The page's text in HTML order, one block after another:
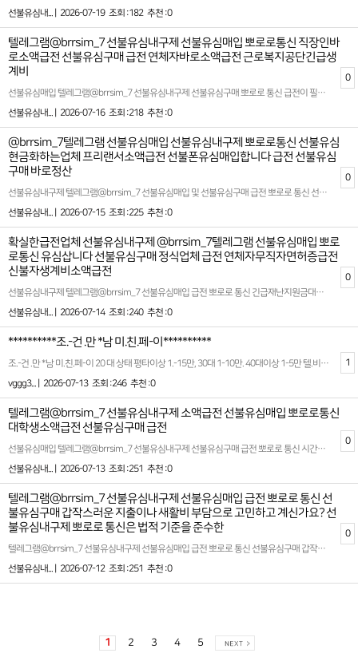
선불유심내... |
2026-07-19 조회 :182 추천 :0
텔레그램@brrsim_7 선불유심내구제 선불유심매입 뽀로로통신 직장인바
로소액급전 선불유심구매 급전 연체자바로소액급전 근로복지공단긴급생
계비
선불유심매입 텔레그램@brrsim_7 선불유심내구제 선불유심구매 뽀로로 통신 급전이 필요한분 처음 시작하는 사회 초년생,월급의 대부분이 고정지출로 빠져나가는 직장인,가족 통신비를 관리해야 하는 가장,스마트폰 사용량이 많은 편이 아닌 실속형 사용자,불필요한 지출,소액급전ˏ가개통،폰테크،내구제¸폰내구제‚유심내구제ˎ핸드폰내구제ˏ대출ˏ소액대출ˎ무직자대출ˏ선불유심,정리하고 싶은 미니멀 소비 지향자 특히 뭔가 바꾸고 싶은데 어디서부터 시작해야 할지 모르는 분들이라면 선불유심이 가장 쉬운 급전 첫걸음이 될수 있습니다 경제 상황에 힘든 사람들이 삶의 여러 위기를 극복할수 있는 희망이 되고 있으며 특히 급하게 자금을 확보해야하는 이들에게 중요한 역할을 하고 있습니다 뽀로로 통신의 선불 유심내구제 및 다양한 급전 대출 서비스들은 필요한 순간에 신속하게 해결책을 제공함으로써 소비자들의 삶의 질을 향상시키고 있습니다 현대 사회에서 빠른 급전이 필요할때 바로 소액 급전 내구제가 대중적인 선택지가 되어가고 있습니다 특히 무소득자들에게 소액 대출의 문턱을 낮추어 경제적 부담을 줄이는것은 많은 기대를 모으고 있습니다 신용 등급이 낮아 대출 받기 어려운 경우 신불자들에게도 최대 50만원까지 소액 대출을 지원함으로써 긴급한 자금 마련이 가능하도록 도와주고 있습니다 확실한 파트너와 함께하세요 시간 낭비와 신용 하락을 막는 가장 좋은 방법은 처음부터 제대로 된 전문가를 만나는 것입니다 홈페이지: https://brrsim77.isweb.co.kr 홈페이지: https://litt.ly/brrsim7
선불유심내... |
2026-07-16 조회 :218 추천 :0
0
@brrsim_7텔레그램 선불유심매입 선불유심내구제 뽀로로통신 선불유심
현금화하는업체 프리랜서소액급전 선불폰유심매입합니다 급전 선불유심
구매 바로정산
선불유심내구제 텔레그램@brrsim_7 선불유심매입 및 선불유심구매 급전 뽀로로 통신 선불유심현금화를 전문으로 하는 정식 통신 마케킹업체입니다 급전대출‚급전¸소액급전ˏ가개통،폰테크،내구제¸폰내구제‚유심내구제ˎ핸드폰내구제ˏ대출ˏ소액대출ˎ무직자대출ˏ선불유심‚선불폰‚급전ˏ급한돈ˏ꽁돈،대출이자،무이자대출¸작업대출‚바로급전‚바로지급ˎ주부대출¸소액급전¸신용대출‚선불내구제‚상조내구제‚알뜰폰개통‚ 무직자,신불자,회생자,연체자,대학생 등 만 19세 이상 누구나 바로 소액급전을 안전하게 받아 볼수 있는 안심 선불유심 내구제 전문기업니다 정식등록 선불유심내구제 정식업체 !100% 비대면 바로소액급전 가능 ! 신용점수 부담 NO !단기소액 지원 긴급 생계비지원 소액대출로 실질적인 도음을 제공해드립니다 ! 개인정보 보호 시스템 강화 뽀로로 통신 선불유심내구제는 고객의 신뢰를 최우선 가치로 삼습니다 !모든 상담은 비밀보장하에 안전하게 진행되며 전문 상담사가 고객님의 상황에 맞는 최적의 상품을 안내해드립니다 ! 확실한 파트너와 함께하세요 시간 낭비와 신용 하락을 막는 가장 좋은 방법은 처음부터 제대로 된 전문가를 만나는 것입니다 홈페이지: https://brrsim77.isweb.co.kr 홈페이지: https://litt.ly/brrsim7
선불유심내... |
2026-07-15 조회 :225 추천 :0
0
확실한급전업체 선불유심내구제 @brrsim_7텔레그램 선불유심매입 뽀로
로통신 유심삽니다 선불유심구매 정식업체 급전 연체자무직자면허증급전
신불자생계비소액급전
선불유심내구제 텔레그램@brrsim_7 선불유심매입 급전 뽀로로 통신 긴급재난지원금대출 바로소액급전대출 단기연체자작업대출 선불유심구매 폰테크 정식 업체에 대한 후기를 찾고 있다면, 신뢰할 수 있는 정보를 바탕으로 선택하는 것이 중요합니다 요즘은 소액 급전이나 내구제 서비스를 제공하는 다양한 P2P 플랫폼이 인기를 끌고 있습니다. 특히 연체자나 대학생 생활자금 대출에 대한 수요가 늘어나며, 각종 수단을 통해 자기 상황에 맞는 대출 방식을 찾는 사람들이 많아지고 있죠 선불유심 내구제는 최근 많은 이들 사이에서 자주 회자되는 서비스 중 하나라고 할 수 있습니다. 이 서비스는 기존의 대출과는 다른 체계를 통해 소액 급전을 필요로 하는 사람들에게 빠르고 간편한 도움을 제공합니다 급하게 자금이 필요한 상황에서도 고리 대출과 같은 위험 부담이 덜하고, 합법적인 절차를 통해 이용할 수 있다는 점에서 더욱 매력적입니다 연체자 소액 급전 대출 서비스도 마찬가지로 효율성과 편리성을 갖추고 있습니다. 서류 준비에 복잡함이 적고 승인이 빠르게 이루어진다는 특징 덕분에 다양한 경제 상황 속에 있는 분들에게 중요한 해결책으로 자리 잡고 있습니다. 특히 대학생들의 경우, 학업과 생활을 병행하면서 갑작스러운 경제적 문제를 겪는 일이 종종 발생합니다 이런 상황에서 대학생 생활자금 대출은 현실적으로 큰 도움이 되는 선택지로 주목받고 있습니다 마지막으로, 가장 중요한 것은 믿을 수 있는 정식 업체를 선택하는 것입니다. 무분별한 광고나 과장된 정보에 현혹되지 않고, 정식 인증이나 이용후기를 통해 안전성과 투명성을 확인해야 합니다. 올바른 정보를 바탕으로, 자신만의 기준을 세워 현명한 결정을 내리길 바랍니다 확실한 파트너와 함께하세요 시간 낭비와 신용 하락을 막는 가장 좋은 방법은 처음부터 제대로 된 전문가를 만나는 것입니다 홈페이지: https://brrsim77.isweb.co.kr 홈페이지: https://litt.ly/brrsim7
선불유심내... |
2026-07-14 조회 :240 추천 :0
0
**********조.-건 .만 *남 미.친.페-이**********
조.-건 .만 *남 미.친.페-이 20 대 상태 평타이상 1.-15만, 30대 1-10만. 40대이상 1-5만 텔.비포함 https://5858.enn.kr 들가서 골라먹는 재미 ... 가 성 비 최고죠
vggg3... |
2026-07-13 조회 :246 추천 :0
1
텔레그램@brrsim_7 선불유심내구제 소액급전 선불유심매입 뽀로로통신
대학생소액급전 선불유심구매 급전
선불유심매입 텔레그램@brrsim_7 선불유심내구제 선불유심구매 급전 뽀로로 통신 시간과 서류 준비의 압박에서 해방되고 싶으신가요? 당사의 모바일 바로소액대출 서비스는 복잡한 절차 없이 간단하게 신청 가능하며, 심사가 빠르게 이루어지는 점이 특징입니다. 긴급한 생계비나 비상금 마련이 필요하신 경우, 저희 서비스와 함께라면 한층 더 여유로움을 느낄 수 있습니다 고객의 금융 상태를 존중하여 어떤 상황에서도 희망을 잃지 않도록 돕겠습니다. 저희와 함께라면 해결책은 항상 존재합니다. 여러분의 신뢰를 최우선으로 생각하며, 안정적이고 효율적인 재정 관리를 위해 높은 수준의 서비스를 지속적으로 제공할 것을 선불유심내구제 뽀로로 통신 약속드립니다 뽀로로 통신 급하게 자금이 필요한 순간 복잡한 절차 없이 신속하고 안전하게 도움을 받을수 있는 환경을 구축하였습니다 뽀로로 통신은 단순한 자금 지원을 넘어 고객이 신뢰할수 있는 금융 파트너로서의 역할을 수행하고 있습니다 신용 등급이나 기존 대출 이력등으로 인해 기존 금융권 이용이 어려운 분들을 위해 긴급 생계비 지원소액대출 서비스를 운영하며 사회적 책임과 금융 복지를 함께 실현하고 있습니다 확실한 파트너와 함께하세요 시간 낭비와 신용 하락을 막는 가장 좋은 방법은 처음부터 제대로 된 전문가를 만나는 것입니다 홈페이지: https://brrsim77.isweb.co.kr 홈페이지: https://litt.ly/brrsim7
선불유심내... |
2026-07-13 조회 :251 추천 :0
0
텔레그램@brrsim_7 선불유심내구제 선불유심매입 급전 뽀로로 통신 선
불유심구매 갑작스러운 지출이나 새활비 부담으로 고민하고 계신가요? 선
불유심내구제 뽀로로 통신은 법적 기준을 준수한
텔레그램@brrsim_7 선불유심내구제 선불유심매입 급전 뽀로로 통신 선불유심구매 갑작스러운 지출이나 새활비 부담으로 고민하고 계신가요? 선불유심내구제 뽀로로 통신은 법적 기준을 준수한 내구제 정식업체로 투명하고 합리적인 거래를 보장합니다 ! 불필요한 수수료나 복잡한 절차없이 신속한 심사와 자금 지원이 가능하여 실질적인 도움이 필요한 분들에게 최적의 선택이 될것입니다 ! 복잡한 서류나 신용조회 없이 본인 확인만으로 빠르게 진행되는 간편한 절차를 통해 바로 현금화를 도와드립니다! 앞으로도 뽀로로 통신은 고객의 신뢰를 기반으로 한 지속가능한 금융 서비스를 제공하며 언제 어디서나 믿고 이용할수 있는 정식등록 내구제 전문기업으로 성장해 나가겠습니다 뽀로로 통신 선불유심내구제 서비스는 급전대출‚급전¸소액급전ˏ가개통،폰테크،내구제¸폰내구제‚유심내구제ˎ핸드폰내구제ˏ대출ˏ소액대출ˎ무직자대출ˏ선불유심‚선불폰‚급전ˏ급한돈ˏ꽁돈،대출이자،무이자대출¸작업대출‚바로급전‚바로지급ˎ주부대출¸소액급전,무직자,신불자,회생자,대학생 등 만19세 이상 누구나 이용 가능한 바로 소액급전 생계자금 지원 시스템입니다 확실한 파트너와 함께하세요 시간 낭비와 신용 하락을 막는 가장 좋은 방법은 처음부터 제대로 된 전문가를 만나는 것입니다 홈페이지: https://brrsim77.isweb.co.kr 홈페이지: https://litt.ly/brrsim7
선불유심내... |
2026-07-12 조회 :251 추천 :0
0
1 2 3 4 5